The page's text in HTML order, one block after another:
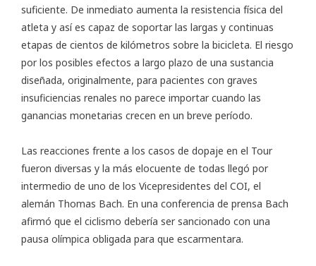
suficiente. De inmediato aumenta la resistencia física del
atleta y así es capaz de soportar las largas y continuas
etapas de cientos de kilómetros sobre la bicicleta. El riesgo
por los posibles efectos a largo plazo de una sustancia
diseñada, originalmente, para pacientes con graves
insuficiencias renales no parece importar cuando las
ganancias monetarias crecen en un breve período.
Las reacciones frente a los casos de dopaje en el Tour
fueron diversas y la más elocuente de todas llegó por
intermedio de uno de los Vicepresidentes del COI, el
alemán Thomas Bach. En una conferencia de prensa Bach
afirmó que el ciclismo debería ser sancionado con una
pausa olímpica obligada para que escarmentara.